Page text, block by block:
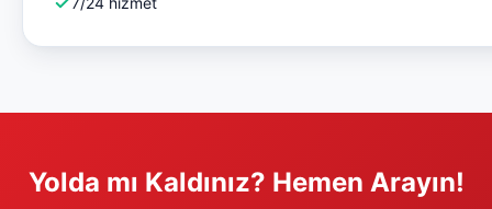
Yolda mı Kaldınız? Hemen Arayın!